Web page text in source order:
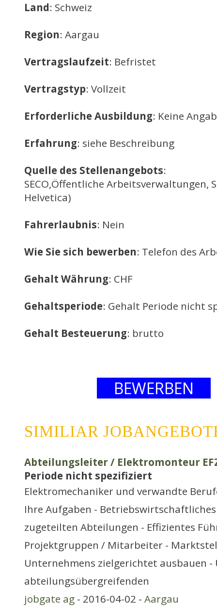
Land: Schweiz
Region: Aargau
Vertragslaufzeit: Befristet
Vertragstyp: Vollzeit
Erforderliche Ausbildung: Keine
Erfahrung: siehe Beschreibung
Quelle des Stellenangebots:
SECO,Öffentliche Arbeitsverwaltungen,
Helvetica)
Fahrerlaubnis: Nein
Wie Sie sich bewerben: Telefon des
Gehalt Währung: CHF
Gehaltsperiode: Gehalt Periode nicht
Gehalt Besteuerung: brutto
BEWERBEN
SIMILIAR
Abteilungsleiter / Elektromonteur
Periode nicht spezifiziert
Elektromechaniker und verwandte
Ihre Aufgaben -
zugeteilten Abteilungen - Effizientes
Projektgruppen / Mitarbeiter -
Unternehmens zielgerichtet ausbauen
abteilungsübergreifenden
jobgate ag - 2016-04-02 - Aargau